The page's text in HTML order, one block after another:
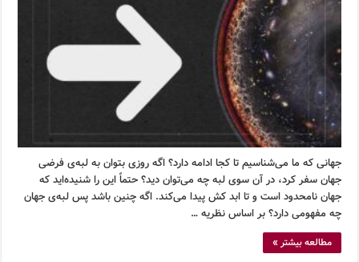
جهانی که ما می‌شناسیم تا کجا ادامه دارد؟ اگه روزی بتوان به لبه‌ی فرضی
جهان سفر کرد، در آن سوی لبه چه می‌توان دید؟ حتماً این را شنیده‌اید که
جهان نامحدود است و تا ابد کش پیدا می‌کند. اگه چنین باشد پس لبه‌ی جهان
چه مفهومی دارد؟ بر اساس نظریه …
مطالعه بیشتر »